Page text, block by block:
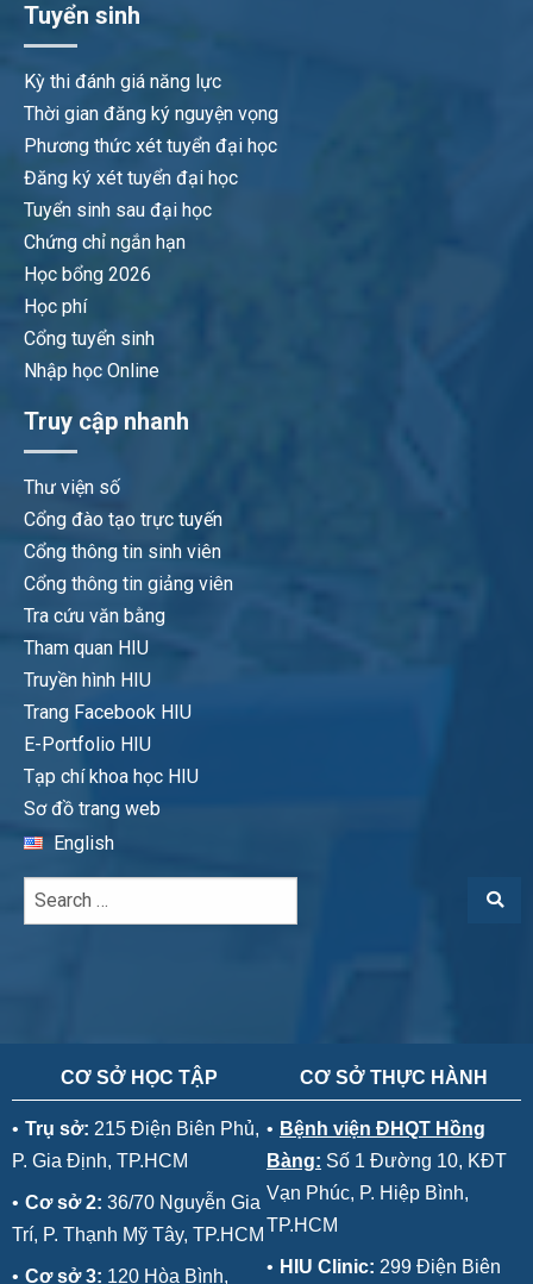
Tuyển sinh
Kỳ thi đánh giá năng lực
Thời gian đăng ký nguyện vọng
Phương thức xét tuyển đại học
Đăng ký xét tuyển đại học
Tuyển sinh sau đại học
Chứng chỉ ngắn hạn
Học bổng 2026
Học phí
Cổng tuyển sinh
Nhập học Online
Truy cập nhanh
Thư viện số
Cổng đào tạo trực tuyến
Cổng thông tin sinh viên
Cổng thông tin giảng viên
Tra cứu văn bằng
Tham quan HIU
Truyền hình HIU
Trang Facebook HIU
E-Portfolio HIU
Tạp chí khoa học HIU
Sơ đồ trang web
English
CƠ SỞ HỌC TẬP
• Trụ sở: 215 Điện Biên Phủ,
P. Gia Định, TP.HCM
• Cơ sở 2: 36/70 Nguyễn Gia
Trí, P. Thạnh Mỹ Tây, TP.HCM
• Cơ sở 3: 120 Hòa Bình,
CƠ SỞ THỰC HÀNH
• Bệnh viện ĐHQT Hồng
Bàng: Số 1 Đường 10, KĐT
Vạn Phúc, P. Hiệp Bình,
TP.HCM
• HIU Clinic: 299 Điện Biên